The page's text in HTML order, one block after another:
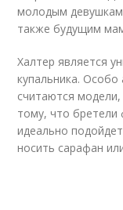
молодым
также будущим
Халтер является
купальника.
считаются
тому, что бретели
идеально
носить сарафан